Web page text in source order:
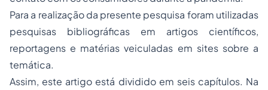
Para a realização da presente pesquisa foram utilizadas
pesquisas bibliográficas em artigos científicos,
reportagens e matérias veiculadas em sites sobre a
temática.
Assim, este artigo está dividido em seis capítulos. Na